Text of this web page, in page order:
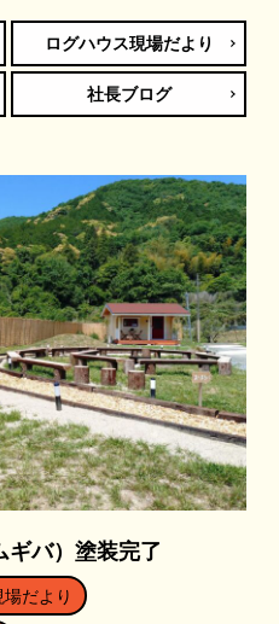
ログハウス現場だより
社長ブログ
バ）塗装完了
だより